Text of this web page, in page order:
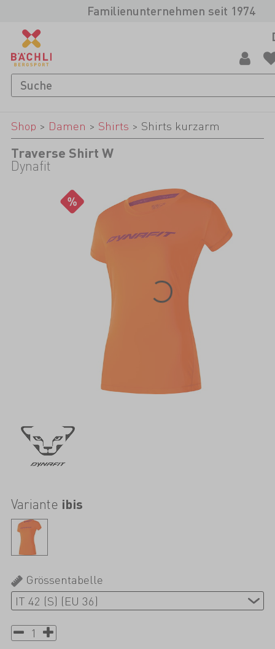
Familienunternehmen seit 1974
Shop > Damen > Shirts > Shirts kurzarm
Traverse Shirt W
Dynafit
Variante ibis
Grössentabelle